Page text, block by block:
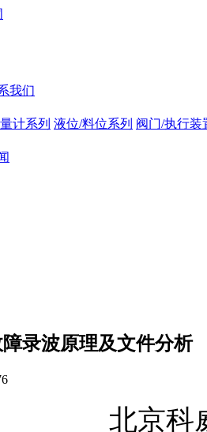
我们
计系列 液位/料位系列 阀门/执行装
录波原理及文件分析
北京科